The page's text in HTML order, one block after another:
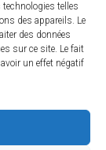
telles
des appareils. Le
des données
sur ce site. Le fait
un effet négatif